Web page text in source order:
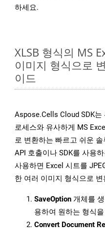
하세요.
XLSB 형식의 MS
이미지 형식으로
이드
Aspose.Cells Cloud SDK
로세스와 유사하게 MS
로 변환하는 빠르고 쉬운
API 호출이나 SDK를 사용
사용하면 Excel 시트를
한 여러 이미지 형식으로
SaveOption 개체를
용하여 원하는 형식
Convert Document